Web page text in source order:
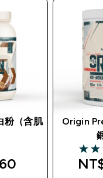
粉（含肌
Origin
5